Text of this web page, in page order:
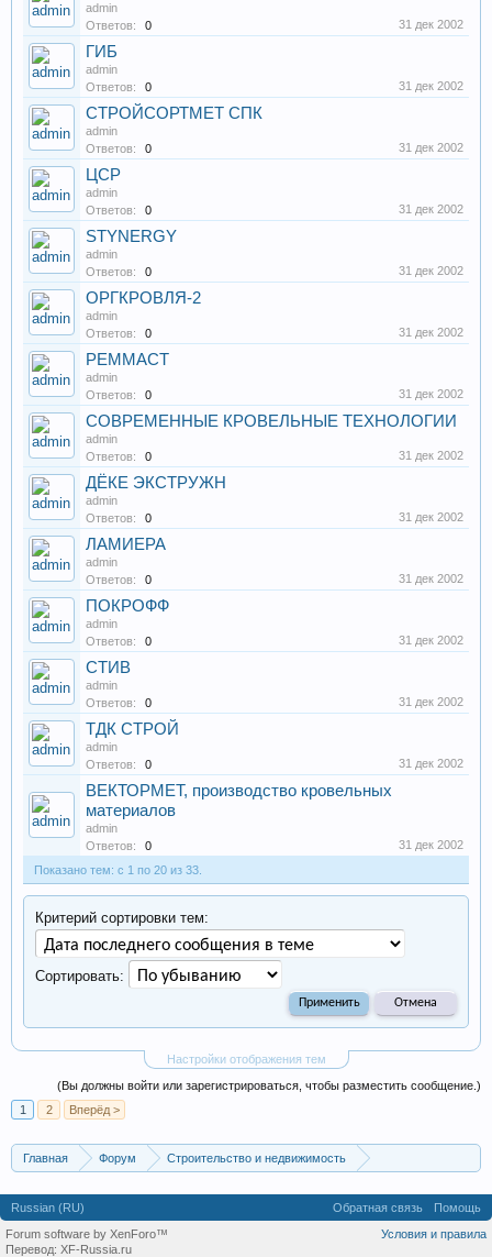
admin
Ответов:
0 31 дек 2002
ГИБ
admin
Ответов:
0 31 дек 2002
СТРОЙСОРТМЕТ СПК
admin
Ответов:
0 31 дек 2002
ЦСР
admin
Ответов:
0 31 дек 2002
STYNERGY
admin
Ответов:
0 31 дек 2002
ОРГКРОВЛЯ-2
admin
Ответов:
0 31 дек 2002
РЕММАСТ
admin
Ответов:
0 31 дек 2002
СОВРЕМЕННЫЕ КРОВЕЛЬНЫЕ ТЕХНОЛОГИИ
admin
Ответов:
0 31 дек 2002
ДЁКЕ ЭКСТРУЖН
admin
Ответов:
0 31 дек 2002
ЛАМИЕРА
admin
Ответов:
0 31 дек 2002
ПОКРОФФ
admin
Ответов:
0 31 дек 2002
СТИВ
admin
Ответов:
0 31 дек 2002
ТДК СТРОЙ
admin
Ответов:
0 31 дек 2002
ВЕКТОРМЕТ, производство кровельных
материалов
admin
Ответов:
0
31 дек 2002
Показано тем: с 1 по 20 из 33.
Настройки отображения тем
Критерий сортировки тем:
Сортировать:
(Вы должны войти или зарегистрироваться, чтобы разместить сообщение.)
1
2 Вперёд >
Главная Форум
Строительство и недвижимость
Russian (RU) Обратная связь
Помощь
Условия и правила
Forum software by XenForo™
Перевод: XF-Russia.ru